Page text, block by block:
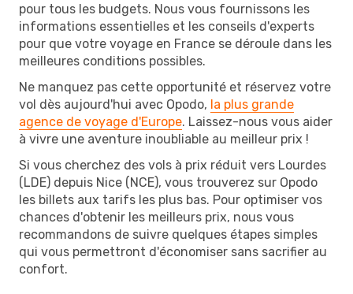
pour tous les budgets. Nous vous fournissons les
informations essentielles et les conseils d'experts
pour que votre voyage en France se déroule dans les
meilleures conditions possibles.
Ne manquez pas cette opportunité et réservez votre
vol dès aujourd'hui avec Opodo, la plus grande
agence de voyage d'Europe. Laissez-nous vous aider
à vivre une aventure inoubliable au meilleur prix !
Si vous cherchez des vols à prix réduit vers Lourdes
(LDE) depuis Nice (NCE), vous trouverez sur Opodo
les billets aux tarifs les plus bas. Pour optimiser vos
chances d'obtenir les meilleurs prix, nous vous
recommandons de suivre quelques étapes simples
qui vous permettront d'économiser sans sacrifier au
confort.